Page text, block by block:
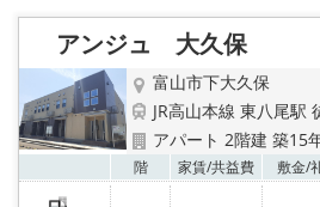
アンジュ 大久保
富山市下大久保
JR高山本線 東八尾駅
アパート 2階建 築15
階 家賃/共益費 敷金/